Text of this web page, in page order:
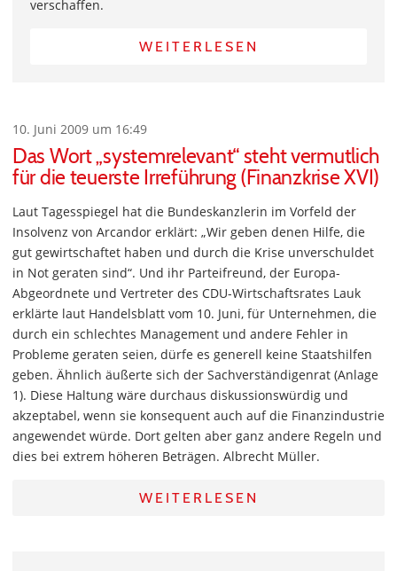
verschaffen.
WEITERLESEN
10. Juni 2009 um 16:49
Das Wort „systemrelevant“ steht vermutlich
für die teuerste Irreführung (Finanzkrise XVI)
Laut Tagesspiegel hat die Bundeskanzlerin im Vorfeld der
Insolvenz von Arcandor erklärt: „Wir geben denen Hilfe, die
gut gewirtschaftet haben und durch die Krise unverschuldet
in Not geraten sind“. Und ihr Parteifreund, der Europa-
Abgeordnete und Vertreter des CDU-Wirtschaftsrates Lauk
erklärte laut Handelsblatt vom 10. Juni, für Unternehmen, die
durch ein schlechtes Management und andere Fehler in
Probleme geraten seien, dürfe es generell keine Staatshilfen
geben. Ähnlich äußerte sich der Sachverständigenrat (Anlage
1). Diese Haltung wäre durchaus diskussionswürdig und
akzeptabel, wenn sie konsequent auch auf die Finanzindustrie
angewendet würde. Dort gelten aber ganz andere Regeln und
dies bei extrem höheren Beträgen. Albrecht Müller.
WEITERLESEN